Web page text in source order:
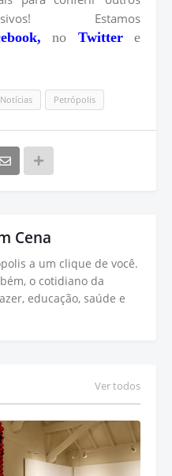
Estamos
no Twittere
Notícias Petrópolis
Cena
a um clique de você.
o cotidiano da
educação, saúde e
Ver todos